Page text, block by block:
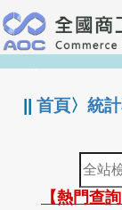
跳
到
主
要
:::
||首頁〉統
全
站
檢
【熱門查